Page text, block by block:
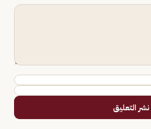
نشر التعليق